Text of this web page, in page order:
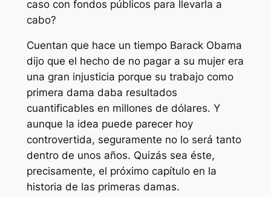
caso con fondos públicos para llevarla a
cabo?
Cuentan que hace un tiempo Barack Obama
dijo que el hecho de no pagar a su mujer era
una gran injusticia porque su trabajo como
primera dama daba resultados
cuantificables en millones de dólares. Y
aunque la idea puede parecer hoy
controvertida, seguramente no lo será tanto
dentro de unos años. Quizás sea éste,
precisamente, el próximo capítulo en la
historia de las primeras damas.